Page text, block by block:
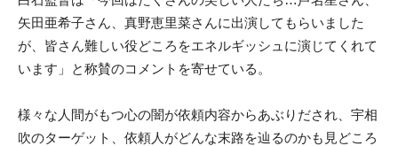
矢田亜希子さん、真野恵里菜さんに出演してもらいました
が、皆さん難しい役どころをエネルギッシュに演じてくれて
います」と称賛のコメントを寄せている。
様々な人間がもつ心の闇が依頼内容からあぶりだされ、宇相
吹のターゲット、依頼人がどんな末路を辿るのかも見どころ